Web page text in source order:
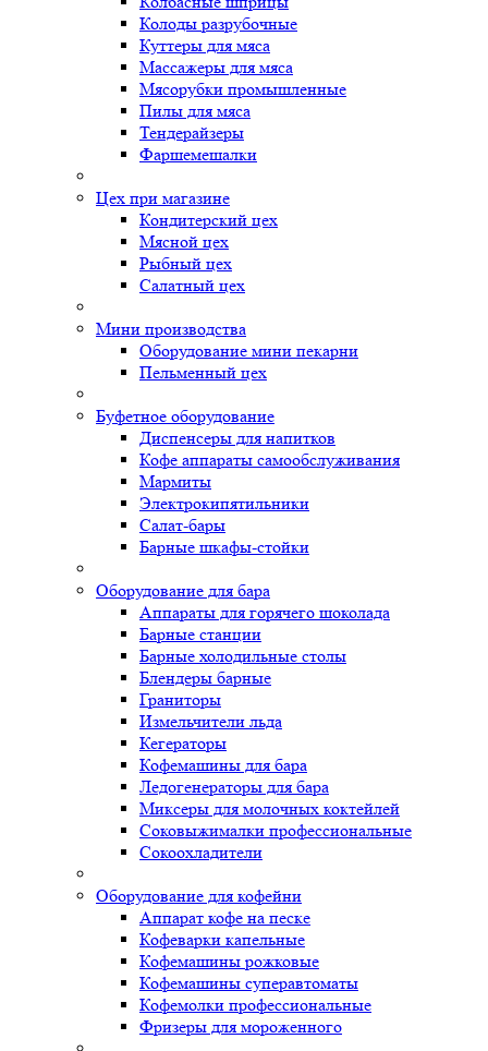
Колоды разрубочные
Куттеры для мяса
Массажеры для мяса
Мясорубки промышленные
Пилы для мяса
Тендерайзеры
Фаршемешалки
Цех при магазине
Кондитерский цех
Мясной цех
Рыбный цех
Салатный цех
Мини производства
Оборудование мини пекарни
Пельменный цех
Буфетное оборудование
Диспенсеры для напитков
Кофе аппараты самообслуживания
Мармиты
Электрокипятильники
Cалат-бары
Барные шкафы-стойки
Оборудование для бара
Аппараты для горячего шоколада
Барные станции
Барные холодильные столы
Блендеры барные
Граниторы
Измельчители льда
Кегераторы
Кофемашины для бара
Ледогенераторы для бара
Миксеры для молочных коктейлей
Соковыжималки профессиональные
Сокоохладители
Оборудование для кофейни
Аппарат кофе на песке
Кофеварки капельные
Кофемашины рожковые
Кофемашины суперавтоматы
Кофемолки профессиональные
Фризеры для мороженного